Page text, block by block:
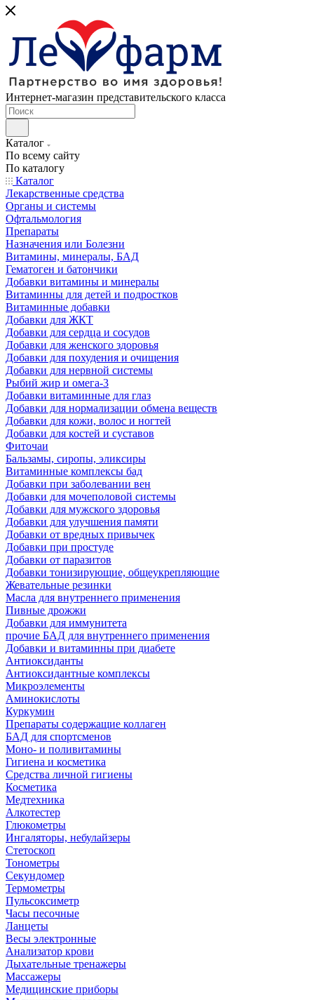
Интернет-магазин представительского класса
Каталог
По всему сайту
По каталогу
Каталог
Лекарственные средства
Органы и системы
Офтальмология
Препараты
Назначения или Болезни
Витамины, минералы, БАД
Гематоген и батончики
Добавки витамины и минералы
Витаминны для детей и подростков
Витаминные добавки
Добавки для ЖКТ
Добавки для сердца и сосудов
Добавки для женского здоровья
Добавки для похудения и очищения
Добавки для нервной системы
Рыбий жир и омега-3
Добавки витаминные для глаз
Добавки для нормализации обмена веществ
Добавки для кожи, волос и ногтей
Добавки для костей и суставов
Фиточаи
Бальзамы, сиропы, эликсиры
Витаминные комплексы бад
Добавки при заболевании вен
Добавки для мочеполовой системы
Добавки для мужского здоровья
Добавки для улучшения памяти
Добавки от вредных привычек
Добавки при простуде
Добавки от паразитов
Добавки тонизирующие, общеукрепляющие
Жевательные резинки
Масла для внутреннего применения
Пивные дрожжи
Добавки для иммунитета
прочие БАД для внутреннего применения
Добавки и витаминны при диабете
Антиоксиданты
Антиоксидантные комплексы
Микроэлементы
Аминокислоты
Куркумин
Препараты содержащие коллаген
БАД для спортсменов
Моно- и поливитамины
Гигиена и косметика
Средства личной гигиены
Косметика
Медтехника
Алкотестер
Глюкометры
Ингаляторы, небулайзеры
Стетоскоп
Тонометры
Секундомер
Термометры
Пульсоксиметр
Часы песочные
Ланцеты
Весы электронные
Анализатор крови
Дыхательные тренажеры
Массажеры
Медицинские приборы